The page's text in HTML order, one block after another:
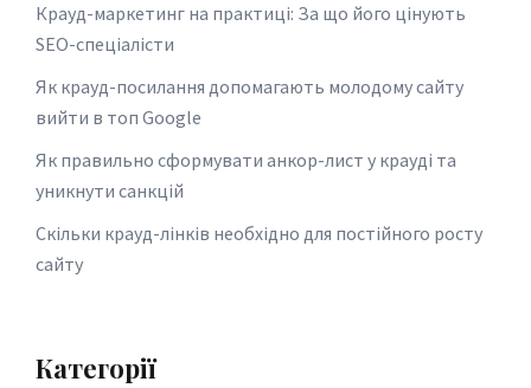
Крауд-маркетинг на практиці: За що його цінують
SEO-спеціалісти
Як крауд-посилання допомагають молодому сайту
вийти в топ Google
Як правильно сформувати анкор-лист у крауді та
уникнути санкцій
Скільки крауд-лінків необхідно для постійного росту
сайту
Категорії